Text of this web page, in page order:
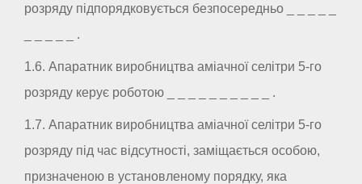
розряду підпорядковується безпосередньо _ _ _ _ _
_ _ _ _ _ .
1.6. Апаратник виробництва аміачної селітри 5-го
розряду керує роботою _ _ _ _ _ _ _ _ _ _ .
1.7. Апаратник виробництва аміачної селітри 5-го
розряду під час відсутності, заміщається особою,
призначеною в установленому порядку, яка